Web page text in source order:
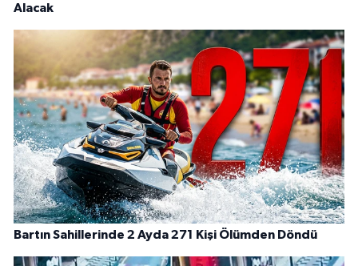
Alacak
Bartın Sahillerinde 2 Ayda 271 Kişi Ölümden Döndü